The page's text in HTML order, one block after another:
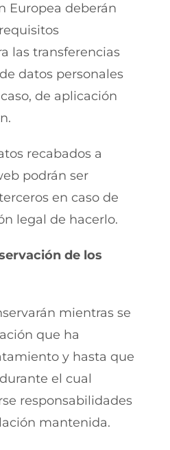
Europea deberán
las transferencias
datos personales
de aplicación
recabados a
podrán ser
en caso de
legal de hacerlo.
de los
mientras se
que ha
y hasta que
el cual
responsabilidades
mantenida.